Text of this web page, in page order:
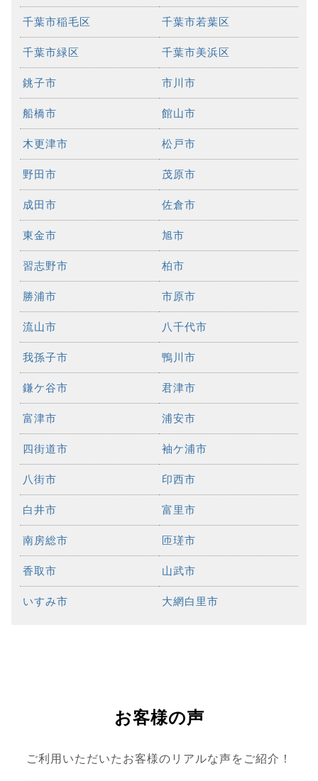
千葉市稲毛区 千葉市若葉区
千葉市緑区 千葉市美浜区
銚子市 市川市
船橋市 館山市
木更津市 松戸市
野田市 茂原市
成田市 佐倉市
東金市 旭市
習志野市 柏市
勝浦市 市原市
流山市 八千代市
我孫子市 鴨川市
鎌ケ谷市 君津市
富津市 浦安市
四街道市 袖ケ浦市
八街市 印西市
白井市 富里市
南房総市 匝瑳市
香取市 山武市
いすみ市 大網白里市
お客様の声
ご利用いただいたお客様のリアルな声をご紹介！